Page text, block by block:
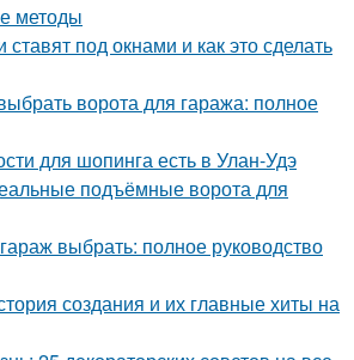
методы
под окнами и как это сделать
ворота для гаража: полное
для шопинга есть в Улан-Удэ
подъёмные ворота для
выбрать: полное руководство
создания и их главные хиты на